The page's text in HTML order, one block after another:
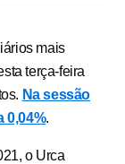
mais
terça-feira
Na sessão
0,04%.
o Urca